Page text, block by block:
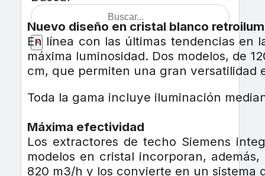
×
Nuevo diseño en cristal blanco
En línea con las últimas tendencias en
máxima luminosidad. Dos modelos, de
cm, que permiten una gran versatilidad
Toda la gama incluye iluminación
Máxima efectividad
Los extractores de techo Siemens
modelos en cristal incorporan,
820 m3/h y los convierte en un sistema